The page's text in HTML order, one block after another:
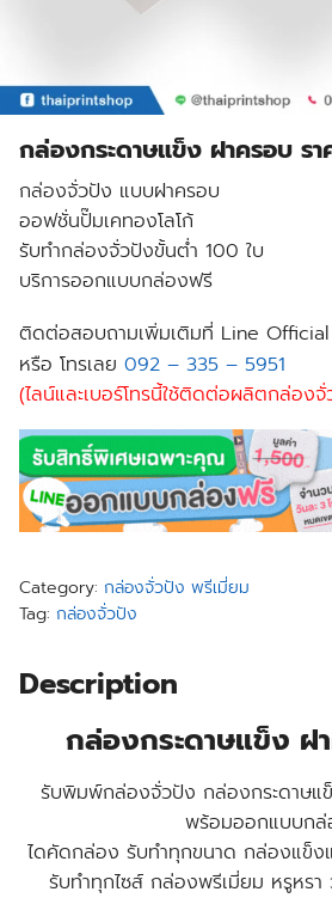
กล่องกระดาษแข็ง ฝาครอบ รา
กล่องจั่วปัง แบบฝาครอบ
ออฟชั่นปั๊มเคทองโลโก้
รับทำกล่องจั่วปังขั้นต่ำ 100 ใบ
บริการออกแบบกล่องฟรี
ติดต่อสอบถามเพิ่มเติมที่ Line Official
หรือ โทรเลย 092 – 335 – 5951
(ไลน์และเบอร์โทรนี้ใช้ติดต่อผลิตกล่องจั่
Category: กล่องจั่วปัง พรีเมี่ยม
Tag: กล่องจั่วปัง
Description
กล่องกระดาษแข็ง ฝ
รับพิมพ์กล่องจั่วปัง กล่องกระดาษแ
พร้อมออกแบบกล่
ไดคัดกล่อง รับทำทุกขนาด กล่องแข็
รับทำทุกไซส์ กล่องพรีเมี่ยม หรูหร